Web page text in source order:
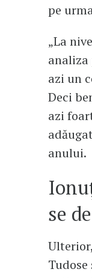
pe
„La
analiza
azi un
Deci
azi
anului.
se